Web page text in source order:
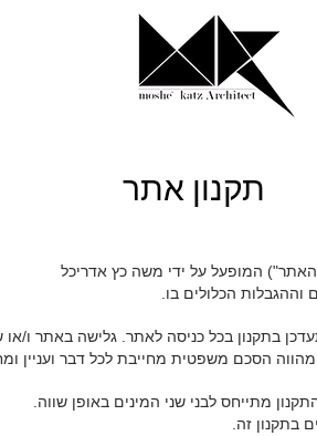
תקנון אתר
המופעל על ידי משה כץ אדריכל
הכלולים בו.
בתקנון בכל כניסה לאתר. גלישה באתר ו/
מהווה הסכם משפטית מחייבת לכל דבר
מתייחס לבני שני המינים באופן שווה.
בתקנון זה.